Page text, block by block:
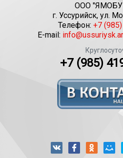
ООО
г. Уссурийск, ул.
Телефон: +7
E-mail:
+7 (985)